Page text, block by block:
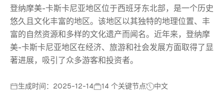
登纳摩美-卡斯卡尼亚地区位于西班牙东北部，是一个历史
悠久且文化丰富的地区。该地区以其独特的地理位置、丰
富的自然资源和多样的文化遗产而闻名。近年来，登纳摩
美-卡斯卡尼亚地区在经济、旅游和社会发展方面取得了显
著进展，吸引了众多游客和投资者。
生成时间：2025-12-14 14 个关键节点 中文